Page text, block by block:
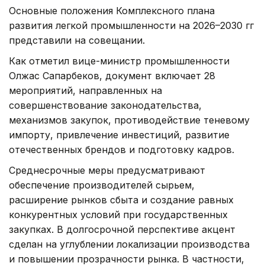
Основные положения Комплексного плана
развития легкой промышленности на 2026–2030 гг
представили на совещании.
Как отметил вице-министр промышленности
Олжас Сапарбеков, документ включает 28
мероприятий, направленных на
совершенствование законодательства,
механизмов закупок, противодействие теневому
импорту, привлечение инвестиций, развитие
отечественных брендов и подготовку кадров.
Среднесрочные меры предусматривают
обеспечение производителей сырьем,
расширение рынков сбыта и создание равных
конкурентных условий при государственных
закупках. В долгосрочной перспективе акцент
сделан на углублении локализации производства
и повышении прозрачности рынка. В частности,